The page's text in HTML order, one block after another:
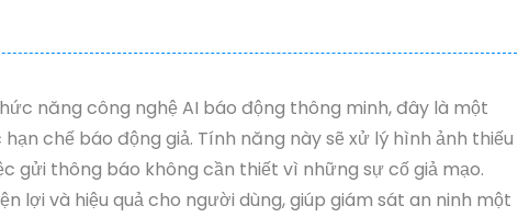
năng công nghệ AI báo động thông minh, đây là một
chế báo động giả. Tính năng này sẽ xử lý hình ảnh thiếu
gửi thông báo không cần thiết vì những sự cố giả mạo.
lợi và hiệu quả cho người dùng, giúp giám sát an ninh một